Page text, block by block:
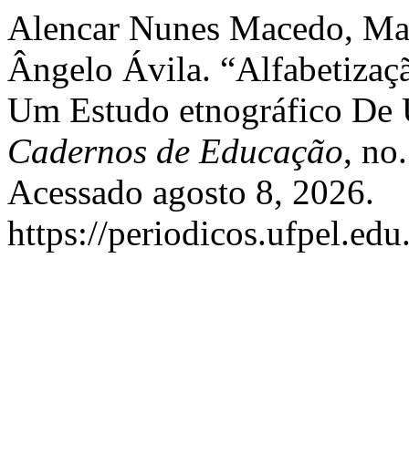
Alencar Nunes Macedo,
Ângelo Ávila.
Um Estudo etnográfico
Cadernos de Educação,
Acessado agosto 8, 2026.
https://